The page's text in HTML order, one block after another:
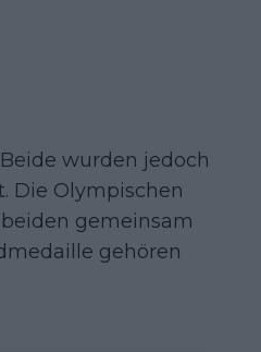
wurden jedoch
Die Olympischen
gemeinsam
gehören